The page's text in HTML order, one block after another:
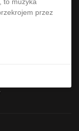
przez